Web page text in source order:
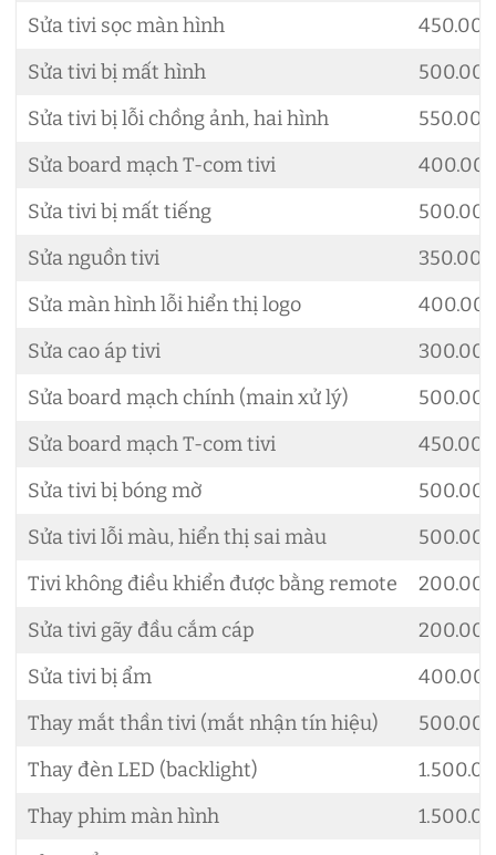
Sửa tivi sọc màn hình
Sửa tivi bị mất hình
Sửa tivi bị lỗi chồng ảnh, hai hình
Sửa board mạch T-com tivi
Sửa tivi bị mất tiếng
Sửa nguồn tivi
Sửa màn hình lỗi hiển thị logo
Sửa cao áp tivi
Sửa board mạch chính (main xử lý)
Sửa board mạch T-com tivi
Sửa tivi bị bóng mờ
Sửa tivi lỗi màu, hiển thị sai màu
Tivi không điều khiển được bằng remote
Sửa tivi gãy đầu cắm cáp
Sửa tivi bị ẩm
Thay mắt thần tivi (mắt nhận tín hiệu)
Thay đèn LED (backlight)
Thay phim màn hình